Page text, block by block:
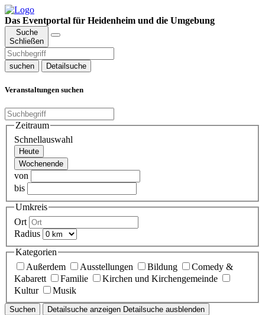
Das Eventportal für Heidenheim und die Umgebung
Suche
Schließen
suchen Detailsuche
Veranstaltungen suchen
Zeitraum
Schnellauswahl
Heute
Wochenende
von
bis
Umkreis
Ort
Radius
Kategorien
Außerdem
Ausstellungen Bildung
Comedy &
Kabarett
Familie
Kirchen und Kirchengemeinde
Kultur
Musik
Suchen Detailsuche anzeigen Detailsuche ausblenden